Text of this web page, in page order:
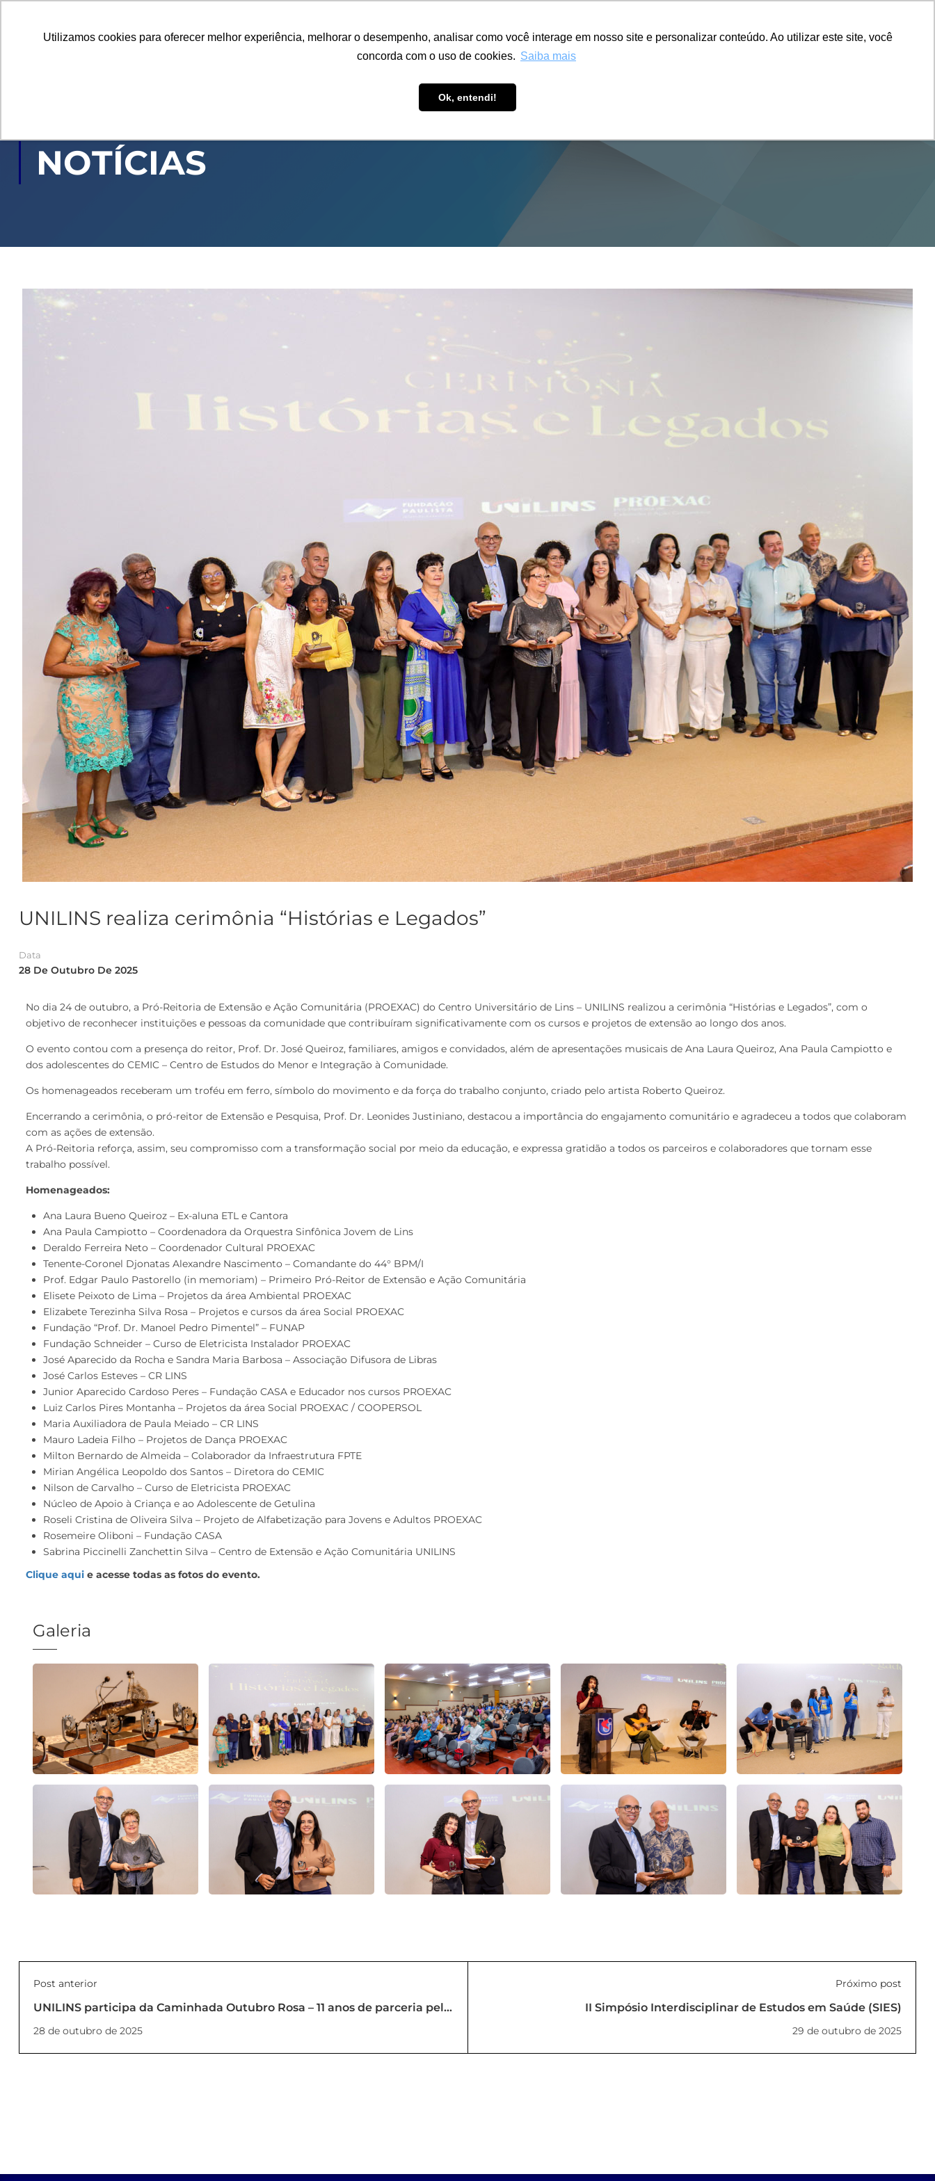
Utilizamos cookies para oferecer melhor experiência, melhorar o desempenho, analisar como você interage em nosso site e personalizar conteúdo. Ao utilizar este site, você
concorda com o uso de cookies. Saiba mais
Ok, entendi!
PÓS-GRADUAÇÃO CAPACITAÇÃO EXTENSÃO PESQUISA
NOTÍCIAS
UNILINS realiza cerimônia “Histórias e Legados”
Data
28 De Outubro De 2025
No dia 24 de outubro, a Pró-Reitoria de Extensão e Ação Comunitária (PROEXAC) do Centro Universitário de Lins – UNILINS realizou a cerimônia “Histórias e Legados”, com o
objetivo de reconhecer instituições e pessoas da comunidade que contribuíram significativamente com os cursos e projetos de extensão ao longo dos anos.
O evento contou com a presença do reitor, Prof. Dr. José Queiroz, familiares, amigos e convidados, além de apresentações musicais de Ana Laura Queiroz, Ana Paula Campiotto e
dos adolescentes do CEMIC – Centro de Estudos do Menor e Integração à Comunidade.
Os homenageados receberam um troféu em ferro, símbolo do movimento e da força do trabalho conjunto, criado pelo artista Roberto Queiroz.
Encerrando a cerimônia, o pró-reitor de Extensão e Pesquisa, Prof. Dr. Leonides Justiniano, destacou a importância do engajamento comunitário e agradeceu a todos que colaboram
com as ações de extensão.
A Pró-Reitoria reforça, assim, seu compromisso com a transformação social por meio da educação, e expressa gratidão a todos os parceiros e colaboradores que tornam esse
trabalho possível.
Homenageados:
Ana Laura Bueno Queiroz – Ex-aluna ETL e Cantora
Ana Paula Campiotto – Coordenadora da Orquestra Sinfônica Jovem de Lins
Deraldo Ferreira Neto – Coordenador Cultural PROEXAC
Tenente-Coronel Djonatas Alexandre Nascimento – Comandante do 44° BPM/I
Prof. Edgar Paulo Pastorello (in memoriam) – Primeiro Pró-Reitor de Extensão e Ação Comunitária
Elisete Peixoto de Lima – Projetos da área Ambiental PROEXAC
Elizabete Terezinha Silva Rosa – Projetos e cursos da área Social PROEXAC
Fundação “Prof. Dr. Manoel Pedro Pimentel” – FUNAP
Fundação Schneider – Curso de Eletricista Instalador PROEXAC
José Aparecido da Rocha e Sandra Maria Barbosa – Associação Difusora de Libras
José Carlos Esteves – CR LINS
Junior Aparecido Cardoso Peres – Fundação CASA e Educador nos cursos PROEXAC
Luiz Carlos Pires Montanha – Projetos da área Social PROEXAC / COOPERSOL
Maria Auxiliadora de Paula Meiado – CR LINS
Mauro Ladeia Filho – Projetos de Dança PROEXAC
Milton Bernardo de Almeida – Colaborador da Infraestrutura FPTE
Mirian Angélica Leopoldo dos Santos – Diretora do CEMIC
Nilson de Carvalho – Curso de Eletricista PROEXAC
Núcleo de Apoio à Criança e ao Adolescente de Getulina
Roseli Cristina de Oliveira Silva – Projeto de Alfabetização para Jovens e Adultos PROEXAC
Rosemeire Oliboni – Fundação CASA
Sabrina Piccinelli Zanchettin Silva – Centro de Extensão e Ação Comunitária UNILINS
Clique aqui e acesse todas as fotos do evento.
Galeria
Post anterior
UNILINS participa da Caminhada Outubro Rosa – 11 anos de parceria pela
vida
28 de outubro de 2025
Próximo post
II Simpósio Interdisciplinar de Estudos em Saúde (SIES)
29 de outubro de 2025